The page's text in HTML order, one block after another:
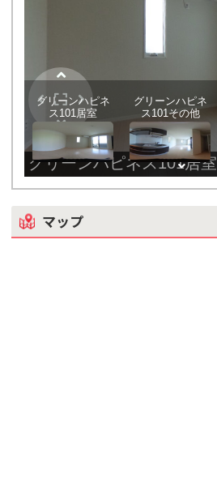
グリーンハピネ
ス101居室
グリーンハピネ
ス101その他
グリーンハピネス101居室
マップ